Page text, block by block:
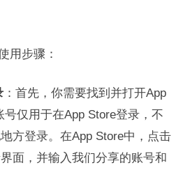
用步骤：
：首先，你需要找到并打开App
仅用于在App Store登录，不
方登录。在App Store中，点击
面，并输入我们分享的账号和